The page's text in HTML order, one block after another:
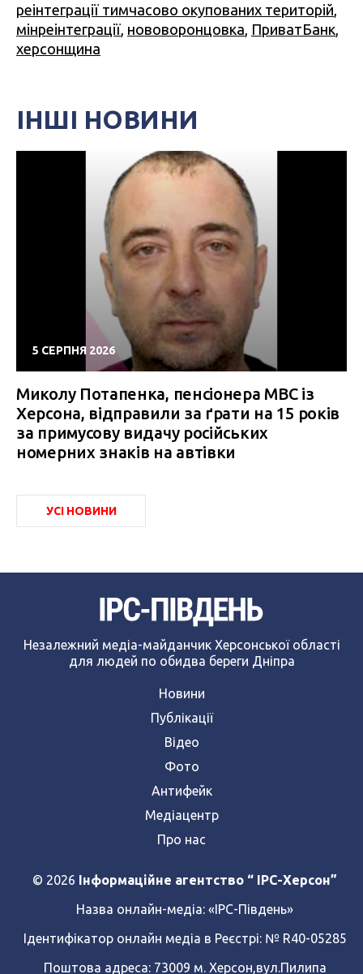
реінтеграції тимчасово окупованих територій
мінреінтеграції нововоронцовка ПриватБанк
херсонщина
ІНШІ НОВИНИ
5 СЕРПНЯ 2026
Миколу Потапенка, пенсіонера МВС із
Херсона, відправили за ґрати на 15 років
за примусову видачу російських
номерних знаків на автівки
УСІ НОВИНИ
Незалежний медіа-майданчик Херсонської області
для людей по обидва береги Дніпра
Новини
Публікації
Відео
Фото
Антифейк
Медіацентр
Про нас
© 2026 Інформаційне агентство “ IPC-Херсон”
Назва онлайн-медіа: «ІРС-Південь»
Ідентифікатор онлайн медіа в Реєстрі: № R40-05285
Поштова адреса: 73009 м. Херсон,вул.Пилипа